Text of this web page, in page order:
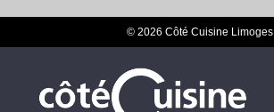
© 2026 Côté Cuisine Limoges